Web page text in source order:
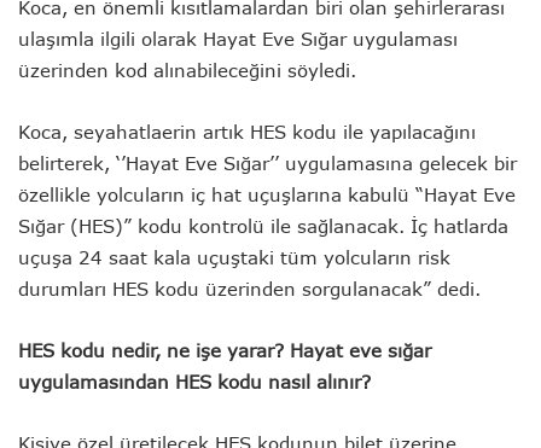
Koca, en önemli kısıtlamalardan biri olan şehirlerarası
ulaşımla ilgili olarak Hayat Eve Sığar uygulaması
üzerinden kod alınabileceğini söyledi.
Koca, seyahatlaerin artık HES kodu ile yapılacağını
belirterek, ‘’Hayat Eve Sığar’’ uygulamasına gelecek bir
özellikle yolcuların iç hat uçuşlarına kabulü “Hayat Eve
Sığar (HES)” kodu kontrolü ile sağlanacak. İç hatlarda
uçuşa 24 saat kala uçuştaki tüm yolcuların risk
durumları HES kodu üzerinden sorgulanacak” dedi.
HES kodu nedir, ne işe yarar? Hayat eve sığar
uygulamasından HES kodu nasıl alınır?
Kişiye özel üretilecek HES kodunun bilet üzerine